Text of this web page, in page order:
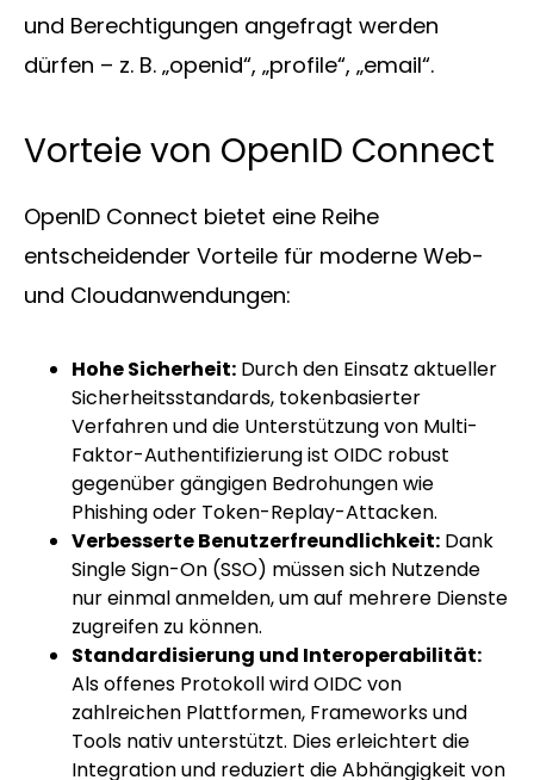
und Berechtigungen angefragt werden
dürfen – z. B. „openid“, „profile“, „email“.
Vorteie von OpenID Connect
OpenID Connect bietet eine Reihe
entscheidender Vorteile für moderne Web-
und Cloudanwendungen:
Hohe Sicherheit: Durch den Einsatz aktueller
Sicherheitsstandards, tokenbasierter
Verfahren und die Unterstützung von Multi-
Faktor-Authentifizierung ist OIDC robust
gegenüber gängigen Bedrohungen wie
Phishing oder Token-Replay-Attacken.
Verbesserte Benutzerfreundlichkeit: Dank
Single Sign-On (SSO) müssen sich Nutzende
nur einmal anmelden, um auf mehrere Dienste
zugreifen zu können.
Standardisierung und Interoperabilität:
Als offenes Protokoll wird OIDC von
zahlreichen Plattformen, Frameworks und
Tools nativ unterstützt. Dies erleichtert die
Integration und reduziert die Abhängigkeit von